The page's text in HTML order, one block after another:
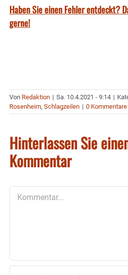
Haben Sie einen Fehler entdeckt?
gerne!
Von Redaktion | Sa. 10.4.2021 - 9:14 |
Rosenheim, Schlagzeilen | 0 Kommentare
Hinterlassen Sie
Kommentar